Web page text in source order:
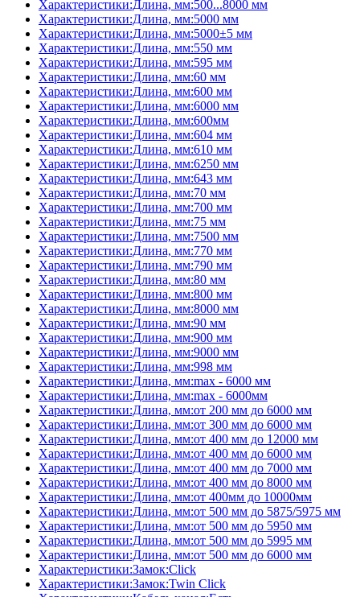
Характеристики:Длина, мм:500...8000 мм
Характеристики:Длина, мм:5000 мм
Характеристики:Длина, мм:5000±5 мм
Характеристики:Длина, мм:550 мм
Характеристики:Длина, мм:595 мм
Характеристики:Длина, мм:60 мм
Характеристики:Длина, мм:600 мм
Характеристики:Длина, мм:6000 мм
Характеристики:Длина, мм:600мм
Характеристики:Длина, мм:604 мм
Характеристики:Длина, мм:610 мм
Характеристики:Длина, мм:6250 мм
Характеристики:Длина, мм:643 мм
Характеристики:Длина, мм:70 мм
Характеристики:Длина, мм:700 мм
Характеристики:Длина, мм:75 мм
Характеристики:Длина, мм:7500 мм
Характеристики:Длина, мм:770 мм
Характеристики:Длина, мм:790 мм
Характеристики:Длина, мм:80 мм
Характеристики:Длина, мм:800 мм
Характеристики:Длина, мм:8000 мм
Характеристики:Длина, мм:90 мм
Характеристики:Длина, мм:900 мм
Характеристики:Длина, мм:9000 мм
Характеристики:Длина, мм:998 мм
Характеристики:Длина, мм:max - 6000 мм
Характеристики:Длина, мм:max - 6000мм
Характеристики:Длина, мм:от 200 мм до 6000 мм
Характеристики:Длина, мм:от 300 мм до 6000 мм
Характеристики:Длина, мм:от 400 мм до 12000 мм
Характеристики:Длина, мм:от 400 мм до 6000 мм
Характеристики:Длина, мм:от 400 мм до 7000 мм
Характеристики:Длина, мм:от 400 мм до 8000 мм
Характеристики:Длина, мм:от 400мм до 10000мм
Характеристики:Длина, мм:от 500 мм до 5875/5975 мм
Характеристики:Длина, мм:от 500 мм до 5950 мм
Характеристики:Длина, мм:от 500 мм до 5995 мм
Характеристики:Длина, мм:от 500 мм до 6000 мм
Характеристики:Замок:Click
Характеристики:Замок:Twin Click